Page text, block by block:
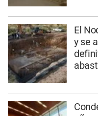
El
y se